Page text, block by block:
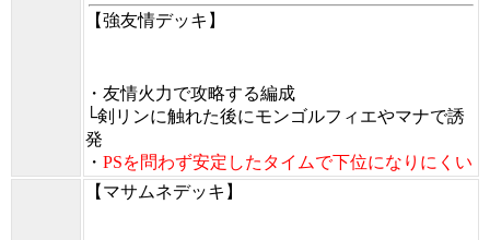
【強友情デッキ】
・友情火力で攻略する編成
└剣リンに触れた後にモンゴルフィエやマナで誘
発
・ PSを問わず安定したタイムで下位になりにくい
【マサムネデッキ】